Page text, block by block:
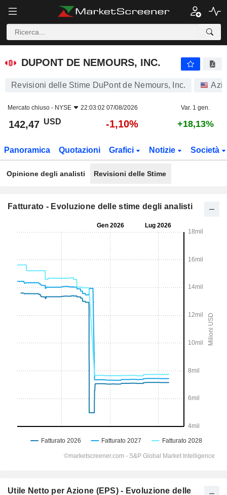
DUPONT DE NEMOURS, INC.
DUPONT DE NEMOURS, INC.
Revisioni delle Stime DuPont de Nemours, Inc.
Mercato chiuso - NYSE 22:03:02 07/08/2026 Var. 1 gen.
142,47 USD -1,10% +18,13%
Panoramica Quotazioni Grafici Notizie Società
Opinione degli analisti Revisioni delle Stime
Fatturato - Evoluzione delle stime degli analisti
Utile Netto per Azione (EPS) - Evoluzione delle